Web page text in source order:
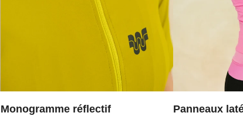
Monogramme réflectif Panneaux